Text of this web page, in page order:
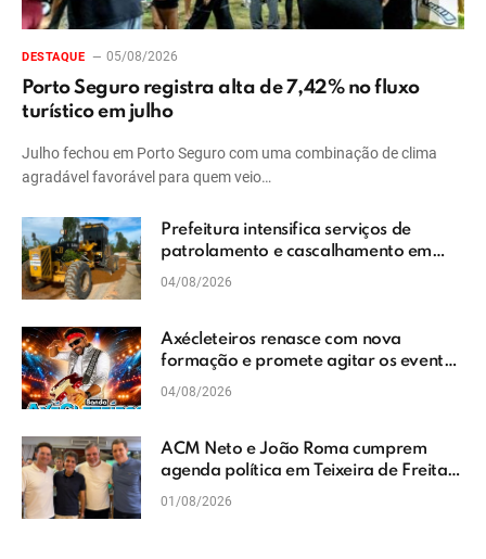
DESTAQUE 05/08/2026
Porto Seguro registra alta de 7,42% no fluxo
turístico em julho
Julho fechou em Porto Seguro com uma combinação de clima
agradável favorável para quem veio…
Prefeitura intensifica serviços de
patrolamento e cascalhamento em
Vera Cruz
04/08/2026
Axécleteiros renasce com nova
formação e promete agitar os eventos
do Extremo Sul da Bahia
04/08/2026
ACM Neto e João Roma cumprem
agenda política em Teixeira de Freitas
e reforçam projeto para o Extremo Sul
01/08/2026